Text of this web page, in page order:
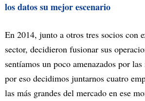
los datos su mejor escenario
En 2014, junto a otros tres socios con
sector, decidieron fusionar sus
sentíamos un poco amenazados por
por eso decidimos juntarnos cuatro
las más grandes del mercado en ese